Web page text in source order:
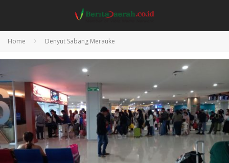
Home Denyut Sabang Merauke